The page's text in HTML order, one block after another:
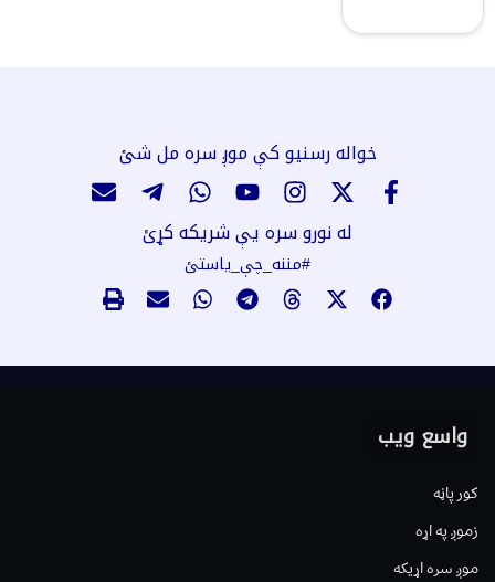
خواله رسنیو کې موږ سره مل شئ
له نورو سره یې شریکه کړئ
#مننه_چې_یاستئ
واسع ویب
کور پاڼه
زموږ په اړه
موږ سره اړیکه